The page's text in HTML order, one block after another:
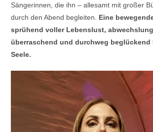
Sängerinnen, die ihn – allesamt mit großer
durch den Abend begleiten. Eine
sprühend voller Lebenslust,
überraschend und durchweg beglückend
Seele.